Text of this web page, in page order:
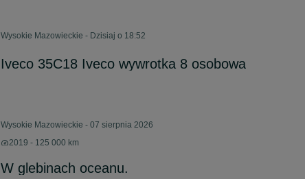
Wysokie Mazowieckie - Dzisiaj o 18:52
Iveco 35C18 Iveco wywrotka 8 osobowa
Wysokie Mazowieckie - 07 sierpnia 2026
2019 - 125 000 km
W glebinach oceanu.